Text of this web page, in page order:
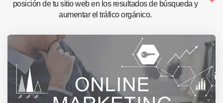
posición de tu sitio web en los resultados de búsqueda y
aumentar el tráfico orgánico.